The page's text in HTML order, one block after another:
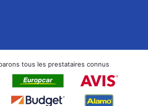
tous les prestataires connus